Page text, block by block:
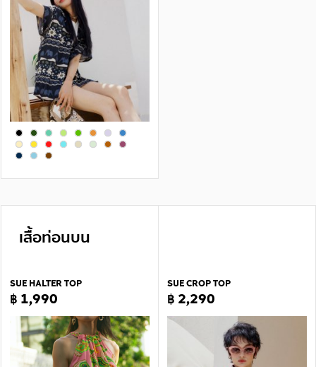
เสื้อท่อนบน
SUE HALTER TOP
฿ 1,990
SUE CROP TOP
฿ 2,290